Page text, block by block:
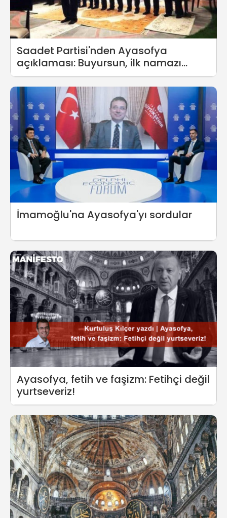
Saadet Partisi'nden Ayasofya
açıklaması: Buyursun, ilk namazı
Erdoğan kıldırsın
İmamoğlu'na Ayasofya'yı sordular
Ayasofya, fetih ve faşizm: Fetihçi değil
yurtseveriz!